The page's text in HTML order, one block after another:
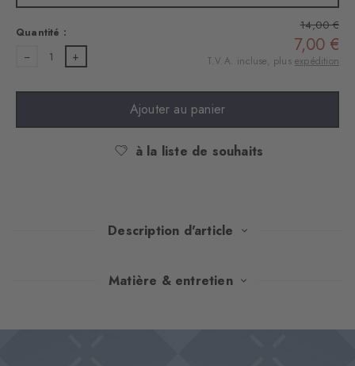
Quantité :
1
14,00 €
7,00 €
T.V.A. incluse, plus expédition
Ajouter au panier
à la liste de souhaits
Description d'article
Un modèle inspiré des jardins ombragés les jours de grande
Matière & entretien